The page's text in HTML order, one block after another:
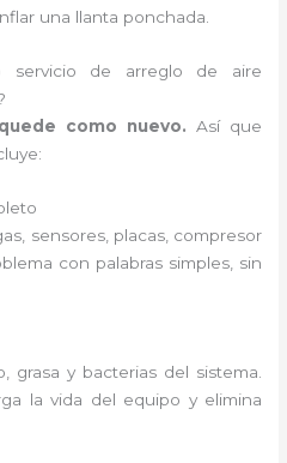
una llanta ponchada.
servicio de arreglo de aire
como nuevo. Así que
sensores, placas, compresor
con palabras simples, sin
grasa y bacterias del sistema.
la vida del equipo y elimina